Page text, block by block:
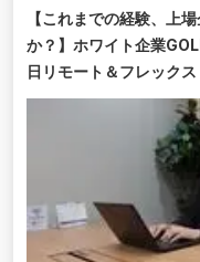
【これまでの経験、上
か？】ホワイト企業
日リモート＆フレックス